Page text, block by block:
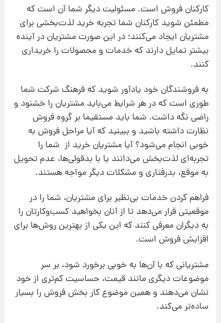
کارکنان فروش است. مسئوليت ديگر شما آن است که
مطمئن شويد کارکنان شما تجربه خريد لذت‌بخشی برای
مشتريان ایجاد می‌کنند؛ در این صورت مشتریان در آينده
بيشتر تمايل دارند كه خدمات و محصولات را خريداری
كنند.
به فروشندگان خود یادآور شوید که فرهنگ شرکت شما
طوری است که در هر شرایط می‌باید مشتریان را خشنود و
راضی نگه داشت. شما باید مستقیما بر گروه فروش
نظارت داشته باشید و ببینید که آیا مراحل فروش به
خوبی انجام می‌شود؟ آیا مشتریان خرید از شما را
تجربه‌ای لذت‌بخش می‌دانند یا با بدقولی‌ها، عدم تحویل
به موقع، بدرفتاری و مشکلات دیگر مواجه هستند.
فراهم کردن خدمات بی‌نظیر برای مشتریان، شما را در
موقعیتی قرار می‌دهد تا از آنان بخواهید کسب‌و‌کارتان را
به دیگران معرفی كنند که این یکی از بهترین روش‌ها برای
افزایش فروش است.
مشتریانی که با آن‌ها به خوبی برخورد شود، بر سر
موضوعات دیگری مانند قیمت، حساسیت کم‌تری از خود
نشان می‌دهند و همین موضوع کار بخش فروش را بسیار
ساده‌تر می‌كند.